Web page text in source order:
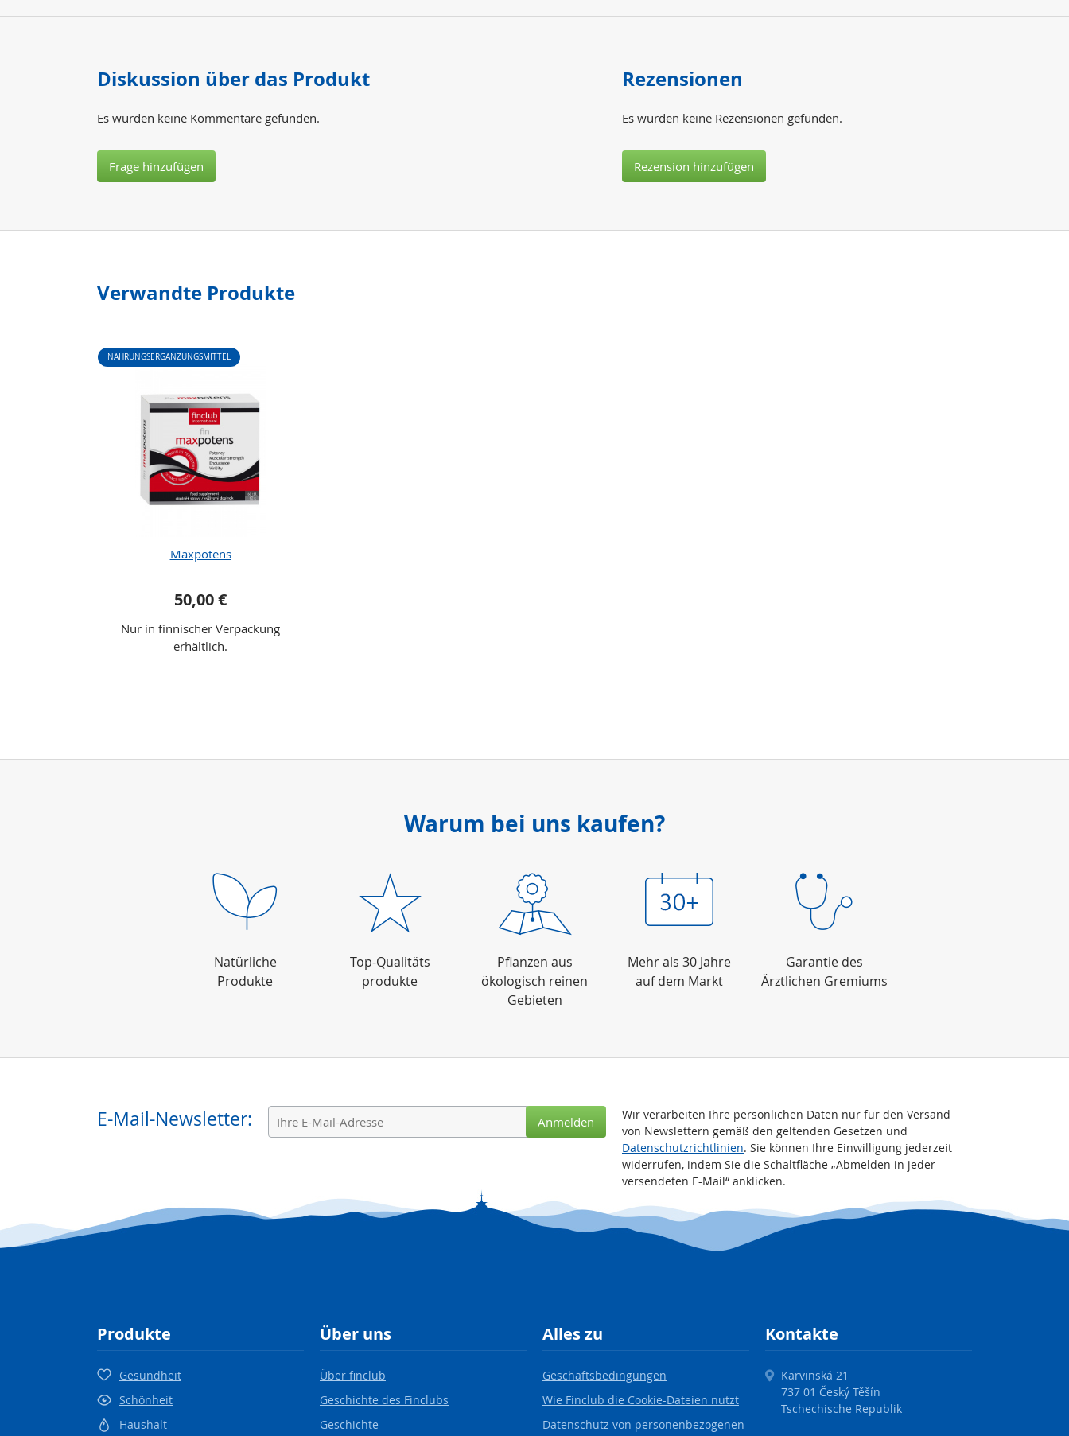
Diskussion über das Produkt
Es wurden keine Kommentare gefunden.
Frage hinzufügen
Rezensionen
Es wurden keine Rezensionen gefunden.
Rezension hinzufügen
Verwandte Produkte
Maxpotens
NAHRUNGSERGÄNZUNGSMITTEL
50,00 €
Nur in finnischer Verpackung
erhältlich.
Warum bei uns kaufen?
Natürliche
Produkte
Top-Qualitäts
produkte
Pflanzen aus
ökologisch reinen
Gebieten
Mehr als 30 Jahre
auf dem Markt
Garantie des
Ärztlichen Gremiums
E-Mail-Newsletter:
Wir verarbeiten Ihre persönlichen Daten nur für den Versand
von Newslettern gemäß den geltenden Gesetzen und
Datenschutzrichtlinien. Sie können Ihre Einwilligung jederzeit
widerrufen, indem Sie die Schaltfläche „Abmelden in jeder
versendeten E-Mail“ anklicken.
Anmelden
Produkte
Gesundheit
Schönheit
Haushalt
Über uns
Über finclub
Geschichte des Finclubs
Geschichte
Alles zu
Geschäftsbedingungen
Wie Finclub die Cookie-Dateien nutzt
Datenschutz von personenbezogenen
Kontakte
Karvinská 21
737 01 Český Těšín
Tschechische Republik